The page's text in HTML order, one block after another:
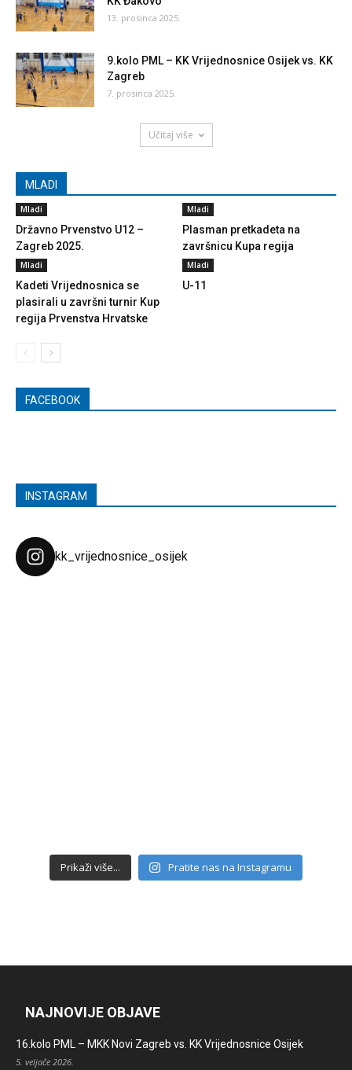
13. prosinca 2025.
9.kolo PML – KK Vrijednosnice Osijek vs. KK
Zagreb
7. prosinca 2025.
Učitaj više
MLADI
Mladi
Državno Prvenstvo U12 –
Zagreb 2025.
Mladi
Plasman pretkadeta na
završnicu Kupa regija
Mladi
Kadeti Vrijednosnica se
plasirali u završni turnir Kup
regija Prvenstva Hrvatske
Mladi
U-11
FACEBOOK
INSTAGRAM
kk_vrijednosnice_osijek
Prikaži više... Pratite nas na Instagramu
NAJNOVIJE OBJAVE
16.kolo PML – MKK Novi Zagreb vs. KK Vrijednosnice Osijek
5. veljače 2026.